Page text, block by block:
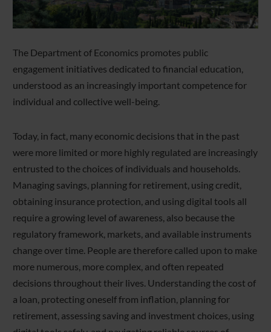
The Department of Economics promotes public
engagement initiatives dedicated to financial education,
understood as an increasingly important competence for
individual and collective well-being.
Today, in fact, many economic decisions that in the past
were more limited or more highly regulated are increasingly
entrusted to the choices of individuals and households.
Managing savings, planning for retirement, using credit,
obtaining insurance protection, and using digital tools all
require a growing level of awareness, also because the
regulatory framework, markets, and available instruments
change over time. People are therefore called upon to make
more numerous, more complex, and often repeated
decisions throughout their lives. Understanding the cost of
a loan, protecting oneself from inflation, planning for
retirement, assessing saving and investment choices, using